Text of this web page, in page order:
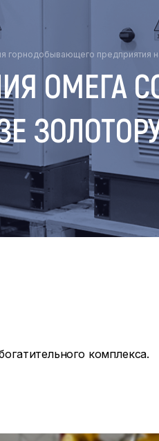
горнодобывающего предприятия
ОМЕГА
комплекса.